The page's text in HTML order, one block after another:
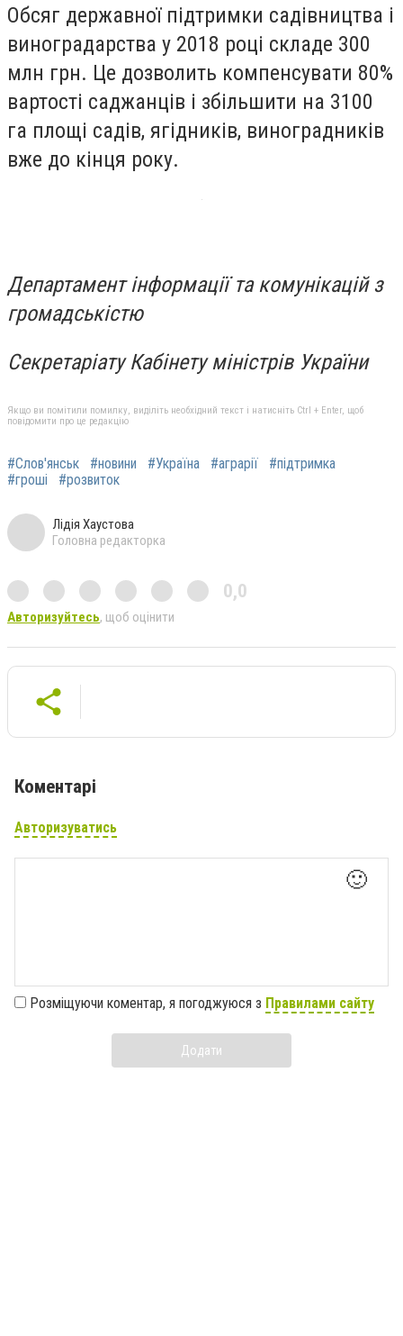
Обсяг державної підтримки садівництва і
виноградарства у 2018 році складе 300
млн грн. Це дозволить компенсувати 80%
вартості саджанців і збільшити на 3100
га площі садів, ягідників, виноградників
вже до кінця року.
Департамент інформації та комунікацій з
громадськістю
Секретаріату Кабінету міністрів України
Якщо ви помітили помилку, виділіть необхідний текст і натисніть Ctrl + Enter, щоб
повідомити про це редакцію
#Слов'янськ #новини #Україна #аграрії
#підтримка
#гроші
#розвиток
Лідія Хаустова
Головна редакторка
0,0
Авторизуйтесь, щоб оцінити
Коментарі
Авторизуватись
🙂
Розміщуючи коментар, я погоджуюся з Правилами сайту
Додати